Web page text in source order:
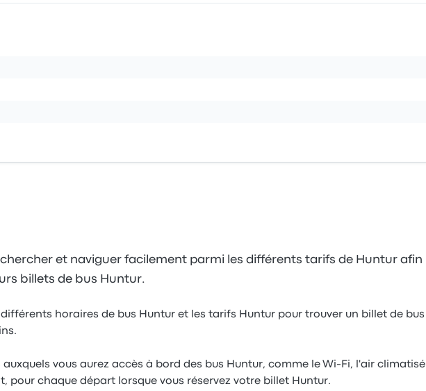
et naviguer facilement parmi les différents tarifs de Huntur afin
billets de bus Huntur.
horaires de bus Huntur et les tarifs Huntur pour trouver un billet de bus
auxquels vous aurez accès à bord des bus Huntur, comme le Wi-Fi, l'air climatisé
pour chaque départ lorsque vous réservez votre billet Huntur.